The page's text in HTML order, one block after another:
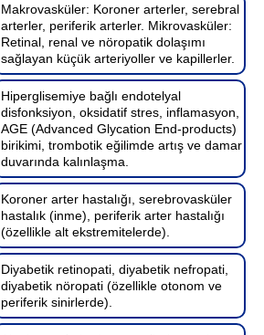
Makrovasküler: Koroner arterler, serebral
arterler, periferik arterler. Mikrovasküler:
Retinal, renal ve nöropatik dolaşımı
sağlayan küçük arteriyoller ve kapillerler.
Hiperglisemiye bağlı endotelyal
disfonksiyon, oksidatif stres, inflamasyon,
AGE (Advanced Glycation End-products)
birikimi, trombotik eğilimde artış ve damar
duvarında kalınlaşma.
Koroner arter hastalığı, serebrovasküler
hastalık (inme), periferik arter hastalığı
(özellikle alt ekstremitelerde).
Diyabetik retinopati, diyabetik nefropati,
diyabetik nöropati (özellikle otonom ve
periferik sinirlerde).